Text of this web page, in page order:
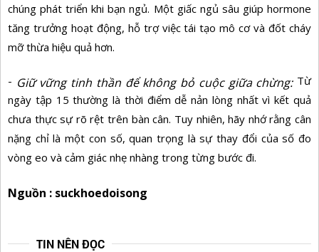
chúng phát triển khi bạn ngủ. Một giấc ngủ sâu giúp hormone
tăng trưởng hoạt động, hỗ trợ việc tái tạo mô cơ và đốt cháy
mỡ thừa hiệu quả hơn.
- Giữ vững tinh thần để không bỏ cuộc giữa chừng: Từ
ngày tập 15 thường là thời điểm dễ nản lòng nhất vì kết quả
chưa thực sự rõ rệt trên bàn cân. Tuy nhiên, hãy nhớ rằng cân
nặng chỉ là một con số, quan trọng là sự thay đổi của số đo
vòng eo và cảm giác nhẹ nhàng trong từng bước đi.
Nguồn : suckhoedoisong
TIN NÊN ĐỌC